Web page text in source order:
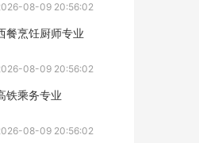
08-09 20:56:02
餐烹饪厨师专业
08-09 20:56:02
铁乘务专业
08-09 20:56:02